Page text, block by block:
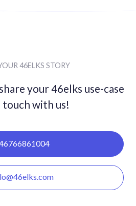
46ELKS STORY
your 46elks use-case
touch with us!